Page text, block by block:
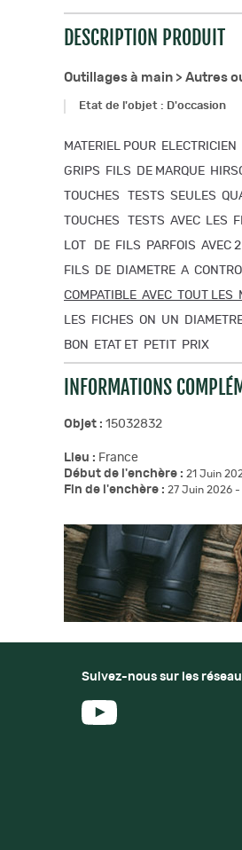
DESCRIPTION PRODUIT
Outillages à main > Autres
Etat de l'objet : D'occasion
MATERIEL POUR
GRIPS FILS DE MARQUE
TOUCHES TESTS SEULES
TOUCHES TESTS AVEC LES
LOT DE FILS PARFOIS AVEC
FILS DE DIAMETRE A
COMPATIBLE AVEC TOUT
LES FICHES ON UN
BON ETAT ET PETIT PRIX
INFORMATIONS
Objet : 15032832
Lieu : France
Début de l'enchère : 21 Juin
Fin de l'enchère : 27 Juin 2026 -
Suivez-nous sur les